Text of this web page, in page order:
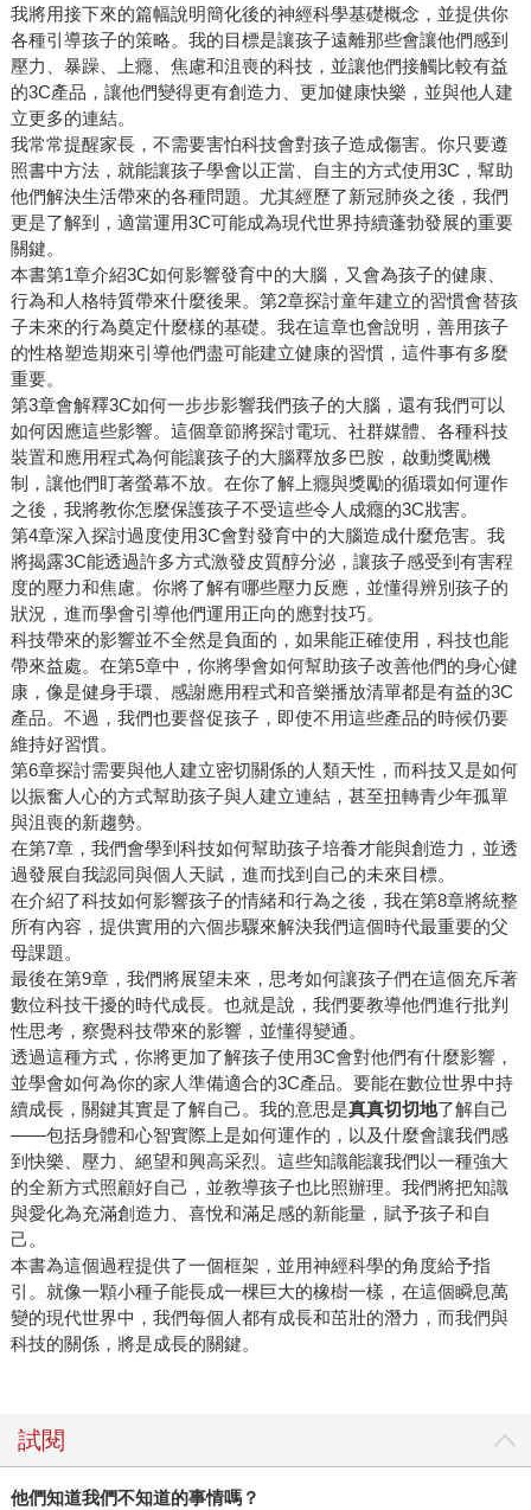
我將用接下來的篇幅說明簡化後的神經科學基礎概念，並提供你
各種引導孩子的策略。我的目標是讓孩子遠離那些會讓他們感到
壓力、暴躁、上癮、焦慮和沮喪的科技，並讓他們接觸比較有益
的3C產品，讓他們變得更有創造力、更加健康快樂，並與他人建
立更多的連結。
我常常提醒家長，不需要害怕科技會對孩子造成傷害。你只要遵
照書中方法，就能讓孩子學會以正當、自主的方式使用3C，幫助
他們解決生活帶來的各種問題。尤其經歷了新冠肺炎之後，我們
更是了解到，適當運用3C可能成為現代世界持續蓬勃發展的重要
關鍵。
本書第1章介紹3C如何影響發育中的大腦，又會為孩子的健康、
行為和人格特質帶來什麼後果。第2章探討童年建立的習慣會替孩
子未來的行為奠定什麼樣的基礎。我在這章也會說明，善用孩子
的性格塑造期來引導他們盡可能建立健康的習慣，這件事有多麼
重要。
第3章會解釋3C如何一步步影響我們孩子的大腦，還有我們可以
如何因應這些影響。這個章節將探討電玩、社群媒體、各種科技
裝置和應用程式為何能讓孩子的大腦釋放多巴胺，啟動獎勵機
制，讓他們盯著螢幕不放。在你了解上癮與獎勵的循環如何運作
之後，我將教你怎麼保護孩子不受這些令人成癮的3C戕害。
第4章深入探討過度使用3C會對發育中的大腦造成什麼危害。我
將揭露3C能透過許多方式激發皮質醇分泌，讓孩子感受到有害程
度的壓力和焦慮。你將了解有哪些壓力反應，並懂得辨別孩子的
狀況，進而學會引導他們運用正向的應對技巧。
科技帶來的影響並不全然是負面的，如果能正確使用，科技也能
帶來益處。在第5章中，你將學會如何幫助孩子改善他們的身心健
康，像是健身手環、感謝應用程式和音樂播放清單都是有益的3C
產品。不過，我們也要督促孩子，即使不用這些產品的時候仍要
維持好習慣。
第6章探討需要與他人建立密切關係的人類天性，而科技又是如何
以振奮人心的方式幫助孩子與人建立連結，甚至扭轉青少年孤單
與沮喪的新趨勢。
在第7章，我們會學到科技如何幫助孩子培養才能與創造力，並透
過發展自我認同與個人天賦，進而找到自己的未來目標。
在介紹了科技如何影響孩子的情緒和行為之後，我在第8章將統整
所有內容，提供實用的六個步驟來解決我們這個時代最重要的父
母課題。
最後在第9章，我們將展望未來，思考如何讓孩子們在這個充斥著
數位科技干擾的時代成長。也就是說，我們要教導他們進行批判
性思考，察覺科技帶來的影響，並懂得變通。
透過這種方式，你將更加了解孩子使用3C會對他們有什麼影響，
並學會如何為你的家人準備適合的3C產品。要能在數位世界中持
續成長，關鍵其實是了解自己。我的意思是真真切切地了解自己
――包括身體和心智實際上是如何運作的，以及什麼會讓我們感
到快樂、壓力、絕望和興高采烈。這些知識能讓我們以一種強大
的全新方式照顧好自己，並教導孩子也比照辦理。我們將把知識
與愛化為充滿創造力、喜悅和滿足感的新能量，賦予孩子和自
己。
本書為這個過程提供了一個框架，並用神經科學的角度給予指
引。就像一顆小種子能長成一棵巨大的橡樹一樣，在這個瞬息萬
變的現代世界中，我們每個人都有成長和茁壯的潛力，而我們與
科技的關係，將是成長的關鍵。
試閱
他們知道我們不知道的事情嗎？